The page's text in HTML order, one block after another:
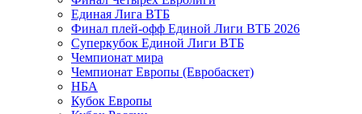
Единая Лига ВТБ
Финал плей-офф Единой Лиги ВТБ 2026
Суперкубок Единой Лиги ВТБ
Чемпионат мира
Чемпионат Европы (Евробаскет)
НБА
Кубок Европы